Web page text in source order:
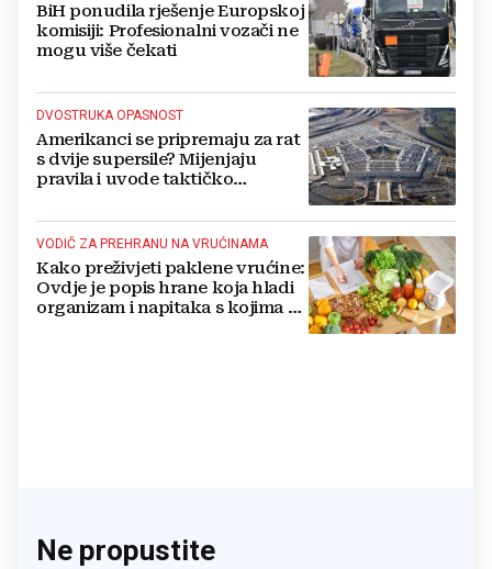
BiH ponudila rješenje Europskoj
komisiji: Profesionalni vozači ne
mogu više čekati
DVOSTRUKA OPASNOST
Amerikanci se pripremaju za rat
s dvije supersile? Mijenjaju
pravila i uvode taktičko
VODIČ ZA PREHRANU NA VRUĆINAMA
Kako preživjeti paklene vrućine:
Ovdje je popis hrane koja hladi
organizam i napitaka s kojima si
Ne propustite